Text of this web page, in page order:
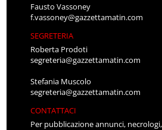
Fausto Vassoney
f.vassoney@gazzettamatin.com
SEGRETERIA
Roberta Prodoti
segreteria@gazzettamatin.com
Stefania Muscolo
segreteria@gazzettamatin.com
CONTATTACI
Per pubblicazione annunci,